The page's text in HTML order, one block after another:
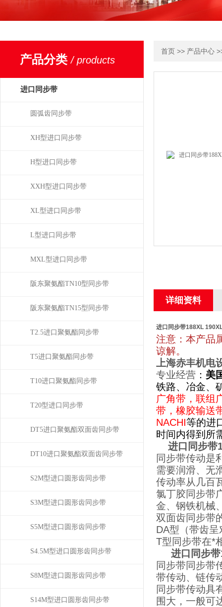
产品分类/ products
进口同步带
圆弧齿同步带
XH型进口同步带
H型进口同步带
XXH型进口同步带
XL型进口同步带
L型进口同步带
MXL型进口同步带
阪东聚氨酯TN10型同步带
阪东聚氨酯TN15型同步带
T2.5进口聚氨酯同步带
T5进口聚氨酯同步带
T10进口聚氨酯同步带
T20型进口同步带
DT5进口聚氨酯双面齿同步带
DT10进口聚氨酯双面齿同步带
S2M型进口圆形齿同步带
S3M型进口圆形齿同步带
S5M型进口圆形齿同步带
S4.5M型进口圆形齿同步带
S8M型进口圆形齿同步带
S14M型进口圆形齿同步带
首页 >> 产品中心
详细资料
进口同步带188XL
注意：本产品
谅解。
上海赤丰机电
专业经营 ： 美
铁路、冶金、
广角带，联组
带，橡胶输送
NACHI等的进
时间内得到所
进口同步带
同步带传动是
需要润滑、无
传动率从几百
氯丁胶同步带
金、钢铁机械
双面齿同步带
DA型（带齿
T型同步带在*
进口同步
同步带同步带
带传动、链传
同步带传动具
围大，一般可